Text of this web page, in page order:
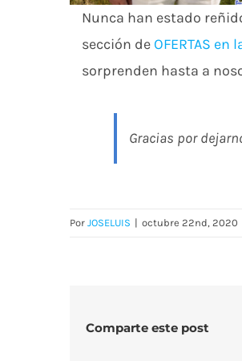
Nunca han estado
sección de OFERTAS
sorprenden hasta a
Gracias por
Por JOSELUIS | octubre 22nd, 2020
Comparte este post